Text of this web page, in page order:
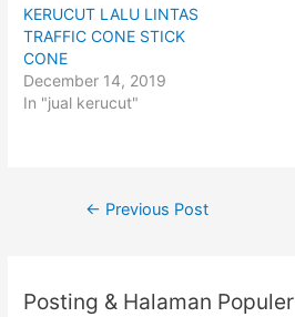
p
e
n
s
i
n
n
e
O
p
e
i
n
n
w
KERUCUT LALU LINTAS
TRAFFIC CONE STICK
CONE
December 14, 2019
In "jual kerucut"
Post
← Previous Post
Posting & Halaman Populer